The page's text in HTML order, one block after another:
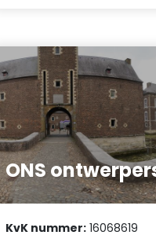
ONS
KvK nummer: 16068619